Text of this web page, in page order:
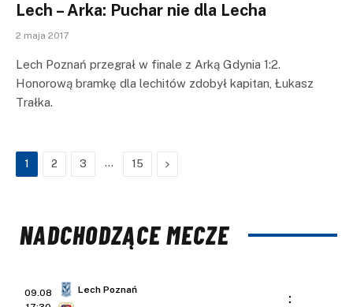
Lech – Arka: Puchar nie dla Lecha
2 maja 2017
Lech Poznań przegrał w finale z Arką Gdynia 1:2.
Honorową bramkę dla lechitów zdobył kapitan, Łukasz
Trałka.
1 2 3 … 15 Next
NADCHODZĄCE MECZE
09.08
Lech Poznań
: